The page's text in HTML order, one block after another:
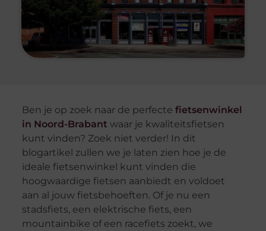
Ben je op zoek naar de perfecte fietsenwinkel
in Noord-Brabant waar je kwaliteitsfietsen
kunt vinden? Zoek niet verder! In dit
blogartikel zullen we je laten zien hoe je de
ideale fietsenwinkel kunt vinden die
hoogwaardige fietsen aanbiedt en voldoet
aan al jouw fietsbehoeften. Of je nu een
stadsfiets, een elektrische fiets, een
mountainbike of een racefiets zoekt, we